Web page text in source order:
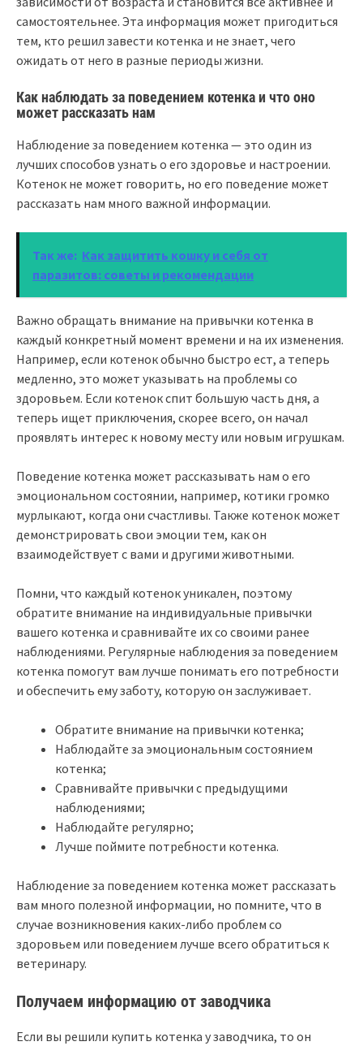
самостоятельнее. Эта информация может пригодиться
тем, кто решил завести котенка и не знает, чего
ожидать от него в разные периоды жизни.
Как наблюдать за поведением котенка и что оно
может рассказать нам
Наблюдение за поведением котенка — это один из
лучших способов узнать о его здоровье и настроении.
Котенок не может говорить, но его поведение может
рассказать нам много важной информации.
Так же: Как защитить кошку и себя от
паразитов: советы и рекомендации
Важно обращать внимание на привычки котенка в
каждый конкретный момент времени и на их изменения.
Например, если котенок обычно быстро ест, а теперь
медленно, это может указывать на проблемы со
здоровьем. Если котенок спит большую часть дня, а
теперь ищет приключения, скорее всего, он начал
проявлять интерес к новому месту или новым игрушкам.
Поведение котенка может рассказывать нам о его
эмоциональном состоянии, например, котики громко
мурлыкают, когда они счастливы. Также котенок может
демонстрировать свои эмоции тем, как он
взаимодействует с вами и другими животными.
Помни, что каждый котенок уникален, поэтому
обратите внимание на индивидуальные привычки
вашего котенка и сравнивайте их со своими ранее
наблюдениями. Регулярные наблюдения за поведением
котенка помогут вам лучше понимать его потребности
и обеспечить ему заботу, которую он заслуживает.
Обратите внимание на привычки котенка;
Наблюдайте за эмоциональным состоянием
котенка;
Сравнивайте привычки с предыдущими
наблюдениями;
Наблюдайте регулярно;
Лучше поймите потребности котенка.
Наблюдение за поведением котенка может рассказать
вам много полезной информации, но помните, что в
случае возникновения каких-либо проблем со
здоровьем или поведением лучше всего обратиться к
ветеринару.
Получаем информацию от заводчика
Если вы решили купить котенка у заводчика, то он